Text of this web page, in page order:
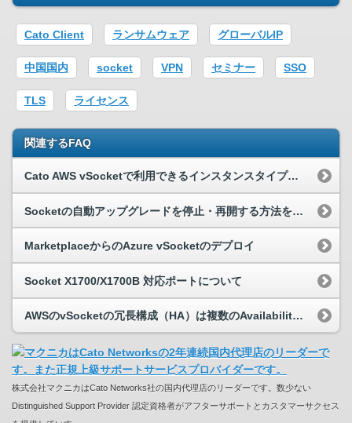
Cato Client ランサムウェア グローバルIP
中国国内 socket VPN セミナー SSO
TLS ライセンス
関連するFAQ
Cato AWS vSocketで利用できるインスタンスタイプを教えてください。
Socketの自動アップグレードを停止・再開する方法を教えてください。
MarketplaceからのAzure vSocketのデプロイ
Socket X1700/X1700B 対応ポートについて
AWSのvSocketの冗長構成（HA）は複数のAvailability Zoneにデプロイできますか？
株式会社マクニカはCato Networks社の国内代理店のリーダーです。数少ない
Distinguished Support Provider 認定資格者がアフターサポートとカスタマーサクセス